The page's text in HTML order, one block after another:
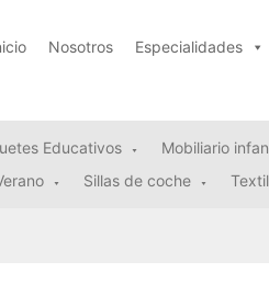
Nosotros Especialidades
Educativos Mobiliario
Sillas de coche Textil